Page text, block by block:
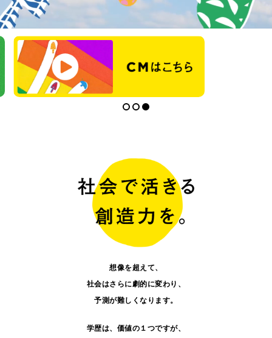
想像を超えて、
社会はさらに劇的に変わり、
予測が難しくなります。
学歴は、価値の１つですが、